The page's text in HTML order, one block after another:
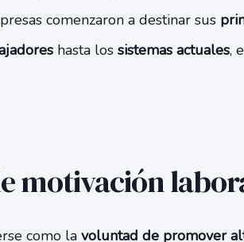
comenzaron a destinar sus
hasta los sistemas actuales,
motivación
como la voluntad de promover